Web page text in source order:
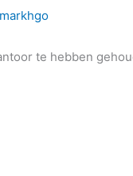
markhgo
te hebben